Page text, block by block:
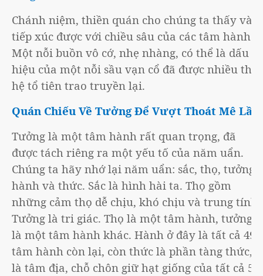
Chánh niệm, thiền quán cho chúng ta thấy và
tiếp xúc được với chiều sâu của các tâm hành.
Một nỗi buồn vô cớ, nhẹ nhàng, có thể là dấu
hiệu của một nỗi sầu vạn cổ đã được nhiều thế
hệ tổ tiên trao truyền lại.
Quán Chiếu Về Tưởng Để Vượt Thoát Mê Lầm
Tưởng là một tâm hành rất quan trọng, đã
được tách riêng ra một yếu tố của năm uẩn.
Chúng ta hãy nhớ lại năm uẩn: sắc, thọ, tưởng,
hành và thức. Sắc là hình hài ta. Thọ gồm
những cảm thọ dễ chịu, khó chịu và trung tính.
Tưởng là tri giác. Thọ là một tâm hành, tưởng
là một tâm hành khác. Hành ở đây là tất cả 49
tâm hành còn lại, còn thức là phần tàng thức,
là tâm địa, chỗ chôn giữ hạt giống của tất cả 51